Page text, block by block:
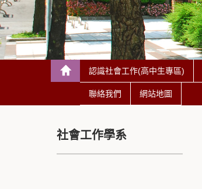
認識社會工作(高中生專區)
聯絡我們 網站地圖
社會工作學系